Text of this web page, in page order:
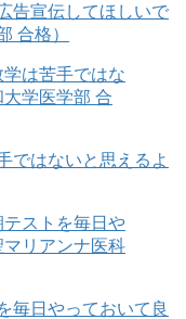
告宣伝してほしいで
合格）
ではないと思えるよ
毎日やっておいて良